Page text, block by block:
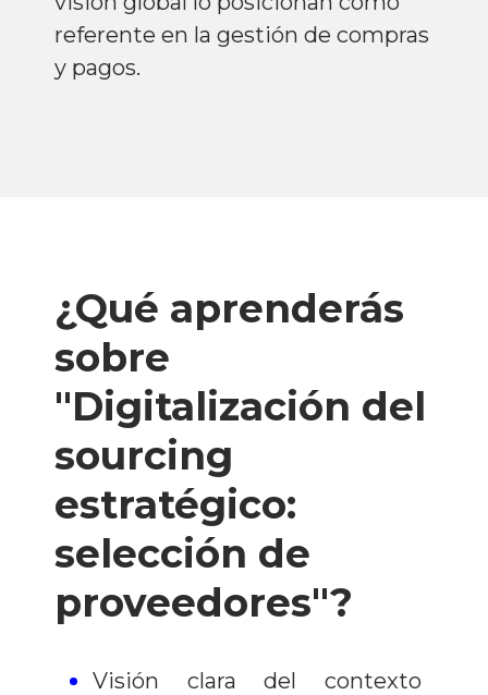
referente en la gestión de compras
y pagos.
¿Qué aprenderás
sobre
"Digitalización del
sourcing
estratégico:
selección de
proveedores"?
Visión clara del contexto